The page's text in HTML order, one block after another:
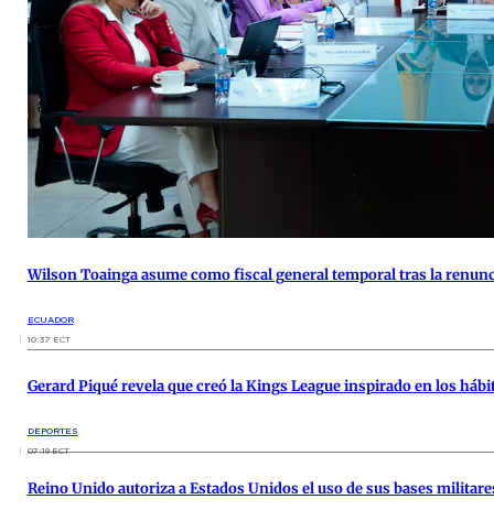
Wilson Toainga asume como fiscal general temporal tras la
ECUADOR
10:37 ECT
Gerard Piqué revela que creó la Kings League inspirado en los
DEPORTES
07:19 ECT
Reino Unido autoriza a Estados Unidos el uso de sus bases